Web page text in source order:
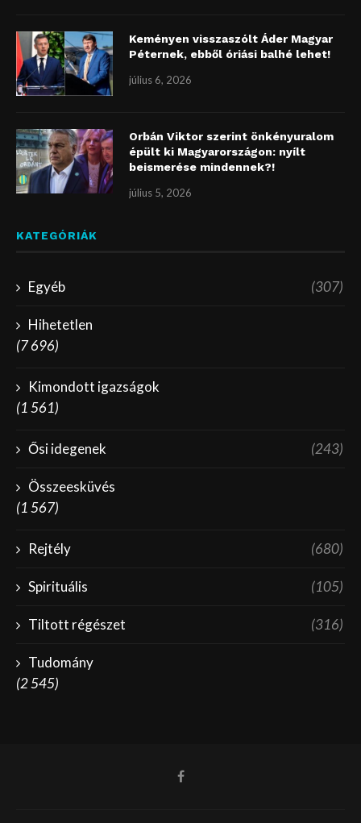
Keményen visszaszólt Áder Magyar
Péternek, ebből óriási balhé lehet!
július 6, 2026
Orbán Viktor szerint önkényuralom
épült ki Magyarországon: nyílt
beismerése mindennek?!
július 5, 2026
KATEGÓRIÁK
Egyéb (307)
Hihetetlen
(7 696)
Kimondott igazságok
(1 561)
Ősi idegenek (243)
Összeesküvés
(1 567)
Rejtély (680)
Spirituális (105)
Tiltott régészet (316)
Tudomány
(2 545)